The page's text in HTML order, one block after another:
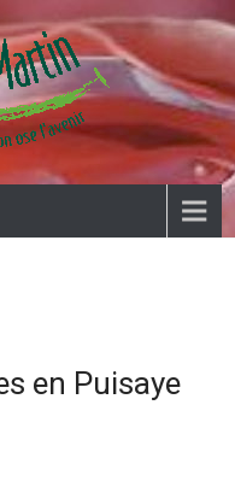
en Puisaye